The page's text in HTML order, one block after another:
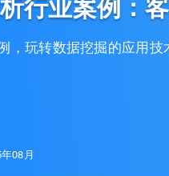
，玩转数据挖掘的应用技
08月